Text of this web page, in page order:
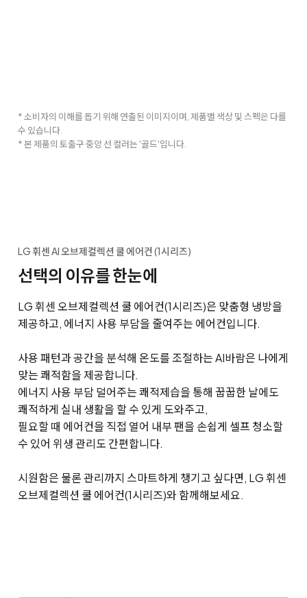
* 소비자의 이해를 돕기 위해 연출된 이미지이며, 제품별 색상 및 스펙은 다를
수 있습니다.
* 본 제품의 토출구 중앙 선 컬러는 '골드'입니다.
LG 휘센 AI 오브제컬렉션 쿨 에어컨 (1시리즈)
선택의 이유를 한눈에
LG 휘센 오브제컬렉션 쿨 에어컨(1시리즈)은 맞춤형 냉방을
제공하고, 에너지 사용 부담을 줄여주는 에어컨입니다.
사용 패턴과 공간을 분석해 온도를 조절하는 AI바람은 나에게
맞는 쾌적함을 제공합니다.
에너지 사용 부담 덜어주는 쾌적제습을 통해 꿉꿉한 날에도
쾌적하게 실내 생활을 할 수 있게 도와주고,
필요할 때 에어컨을 직접 열어 내부 팬을 손쉽게 셀프 청소할
수 있어 위생 관리도 간편합니다.
시원함은 물론 관리까지 스마트하게 챙기고 싶다면, LG 휘센
오브제컬렉션 쿨 에어컨(1시리즈)와 함께해보세요.